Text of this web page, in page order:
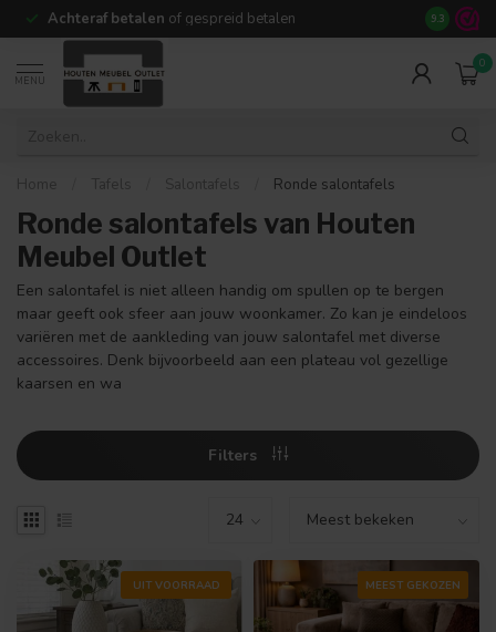
Achteraf betalen of gespreid betalen 14 dagen
9.3
MENU
0
Home Tafels Salontafels Ronde salontafels
Ronde salontafels van Houten
Meubel Outlet
Een salontafel is niet alleen handig om spullen op te bergen
maar geeft ook sfeer aan jouw woonkamer. Zo kan je eindeloos
variëren met de aankleding van jouw salontafel met diverse
accessoires. Denk bijvoorbeeld aan een plateau vol gezellige
kaarsen en wa
Filters
UIT VOORRAAD
LEVERBAAR
MEEST GEKOZEN